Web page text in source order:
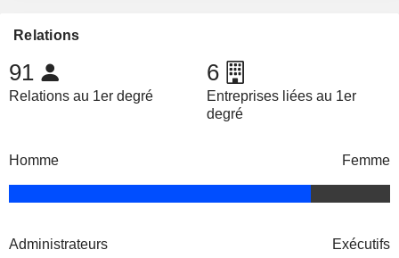
Relations
91
Relations au 1er degré
6
Entreprises liées au 1er
degré
Homme Femme
Administrateurs Exécutifs